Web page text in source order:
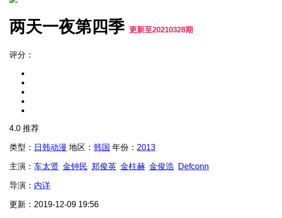
两天一夜第四季 更新至20210328期
评分：
4.0 推荐
类型： 日韩动漫 地区： 韩国 年份： 2013
主演： 车太贤 金钟民 郑俊英 金柱赫 金俊浩 Defconn
导演： 内详
更新： 2019-12-09 19:56